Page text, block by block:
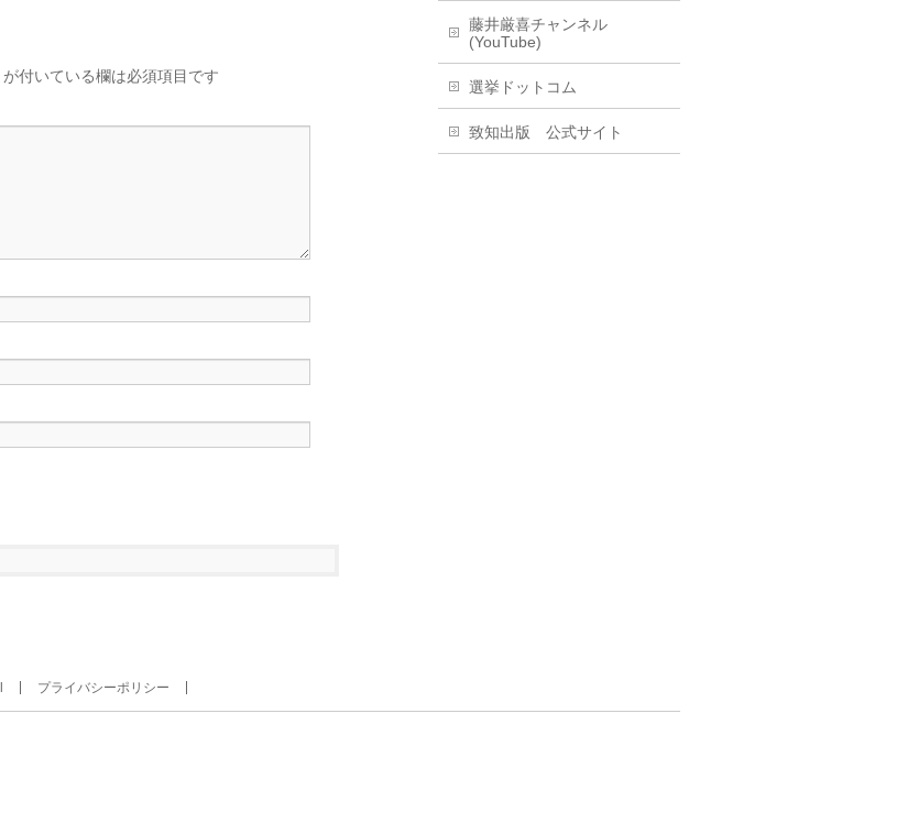
が付いている欄は必須項目です
藤井厳喜チャンネル
(YouTube)
選挙ドットコム
致知出版 公式サイト
プライバシーポリシー